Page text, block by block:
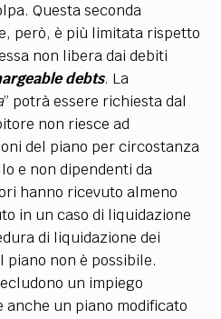
Questa seconda
però, è più limitata rispetto
non libera dai debiti
debts. La
” potrà essere richiesta dal
non riesce ad
del piano per circostanza
e non dipendenti da
hanno ricevuto almeno
in un caso di liquidazione
di liquidazione dei
piano non è possibile.
un impiego
un piano modificato